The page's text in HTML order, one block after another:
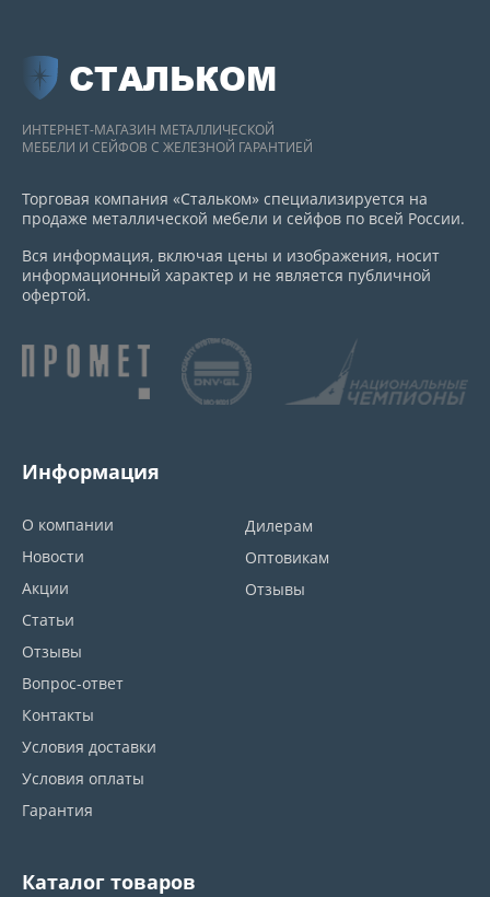
СТАЛЬКОМ
ИНТЕРНЕТ-МАГАЗИН МЕТАЛЛИЧЕСКОЙ
МЕБЕЛИ И СЕЙФОВ С ЖЕЛЕЗНОЙ ГАРАНТИЕЙ
Торговая компания «Стальком» специализируется на
продаже металлической мебели и сейфов по всей России.
Вся информация, включая цены и изображения, носит
информационный характер и не является публичной
офертой.
Информация
О компании
Новости
Акции
Статьи
Отзывы
Вопрос-ответ
Контакты
Условия доставки
Условия оплаты
Гарантия
Дилерам
Оптовикам
Отзывы
Каталог товаров